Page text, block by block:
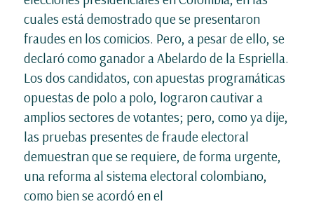
cuales está demostrado que se presentaron
fraudes en los comicios. Pero, a pesar de ello, se
declaró como ganador a Abelardo de la Espriella.
Los dos candidatos, con apuestas programáticas
opuestas de polo a polo, lograron cautivar a
amplios sectores de votantes; pero, como ya dije,
las pruebas presentes de fraude electoral
demuestran que se requiere, de forma urgente,
una reforma al sistema electoral colombiano,
como bien se acordó en el